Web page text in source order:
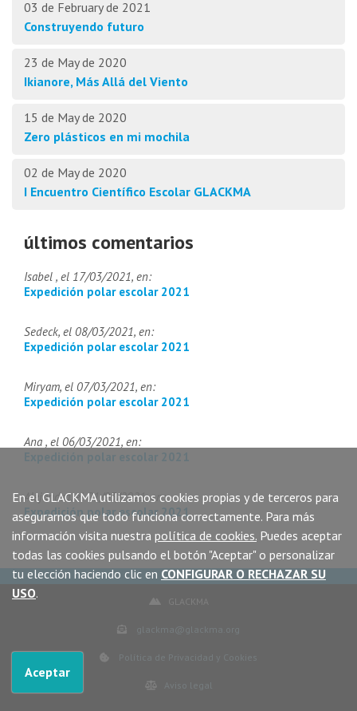
03 de February de 2021
Construyendo futuro
23 de May de 2020
Ikianore, Más Allá del Viento
15 de May de 2020
Zero plásticos en mi mochila
02 de May de 2020
I Encuentro Científico Escolar GLACKMA
últimos comentarios
Isabel , el 17/03/2021, en:
Expedición polar escolar 2021
Sedeck, el 08/03/2021, en:
Expedición polar escolar 2021
Miryam, el 07/03/2021, en:
Expedición polar escolar 2021
Ana , el 06/03/2021, en:
Expedición polar escolar 2021
Alejandra, el 01/03/2021, en:
Expedición polar escolar 2021
GLACKMA
glackma@glackma.org
Política de Privacidad y Cookies
Aviso legal
En el GLACKMA utilizamos cookies propias y de terceros para
asegurarnos que todo funciona correctamente. Para más
información visita nuestra política de cookies. Puedes aceptar
todas las cookies pulsando el botón "Aceptar" o personalizar
tu elección haciendo clic en CONFIGURAR O RECHAZAR SU
USO.
Aceptar